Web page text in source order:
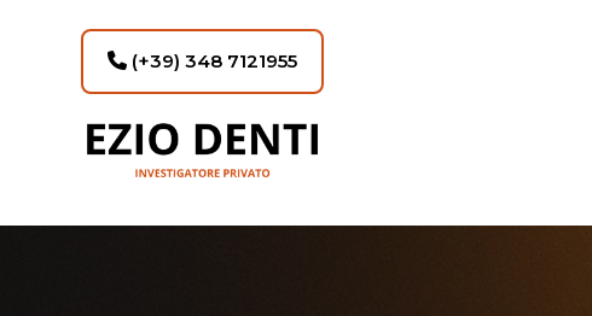
(+39) 348 7121955